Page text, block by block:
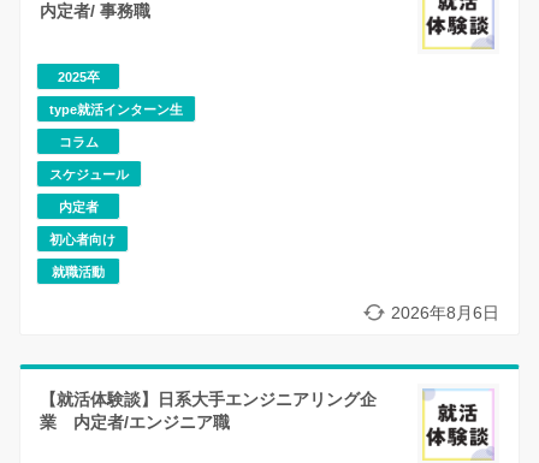
内定者/ 事務職
2025卒
type就活インターン生
コラム
スケジュール
内定者
初心者向け
就職活動
2026年8月6日
【就活体験談】日系大手エンジニアリング企
業 内定者/エンジニア職